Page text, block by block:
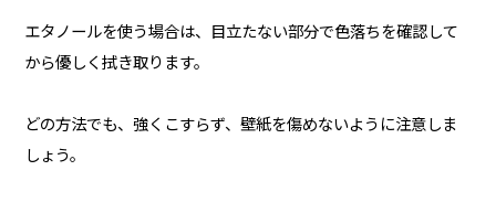
エタノールを使う場合は、目立たない部分で色落ちを確認して
から優しく拭き取ります。
どの方法でも、強くこすらず、壁紙を傷めないように注意しま
しょう。